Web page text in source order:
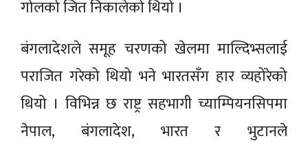
गोलको जित निकालेको थियो ।
बंगलादेशले समूह चरणको खेलमा माल्दिभ्सलाई
पराजित गरेको थियो भने भारतसँग हार व्यहोरेको
थियो । विभिन्न छ राष्ट्र सहभागी च्याम्पियनसिपमा
नेपाल, बंगलादेश, भारत र भुटानले